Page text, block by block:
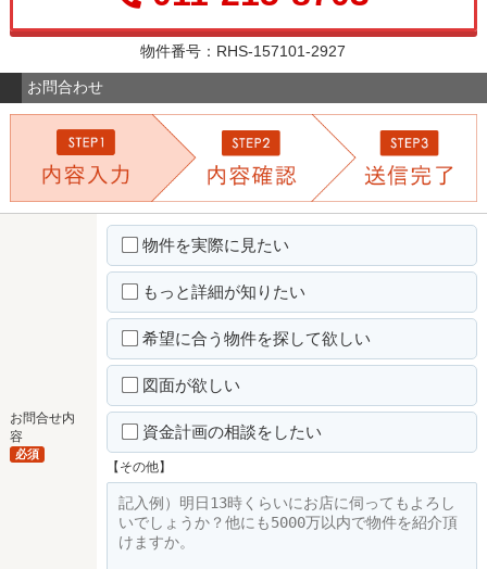
物件番号：RHS-157101-2927
お問合わせ
お問合せ内
容
必須
物件を実際に見たい
もっと詳細が知りたい
希望に合う物件を探して欲しい
図面が欲しい
資金計画の相談をしたい
【その他】